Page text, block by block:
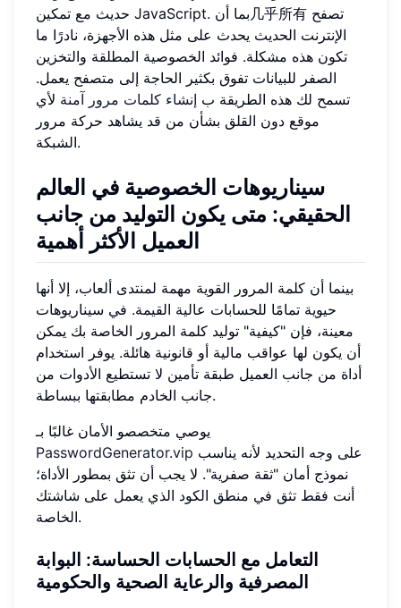
حديث مع تمكين JavaScript. بما أن几乎所有 تصفح
الإنترنت الحديث يحدث على مثل هذه الأجهزة، نادرًا ما
تكون هذه مشكلة. فوائد الخصوصية المطلقة والتخزين
الصفر للبيانات تفوق بكثير الحاجة إلى متصفح يعمل.
تسمح لك هذه الطريقة ب إنشاء كلمات مرور آمنة لأي
موقع دون القلق بشأن من قد يشاهد حركة مرور
الشبكة.
سيناريوهات الخصوصية في العالم
الحقيقي: متى يكون التوليد من جانب
العميل الأكثر أهمية
بينما أن كلمة المرور القوية مهمة لمنتدى ألعاب، إلا أنها
حيوية تمامًا للحسابات عالية القيمة. في سيناريوهات
معينة، فإن "كيفية" توليد كلمة المرور الخاصة بك يمكن
أن يكون لها عواقب مالية أو قانونية هائلة. يوفر استخدام
أداة من جانب العميل طبقة تأمين لا تستطيع الأدوات من
جانب الخادم مطابقتها ببساطة.
يوصي متخصصو الأمان غالبًا بـ
PasswordGenerator.vip
نموذج أمان "ثقة صفرية". لا يجب أن تثق بمطور الأداة؛
أنت فقط تثق في منطق الكود الذي يعمل على شاشتك
الخاصة.
التعامل مع الحسابات الحساسة: البوابة
المصرفية والرعاية الصحية والحكومية